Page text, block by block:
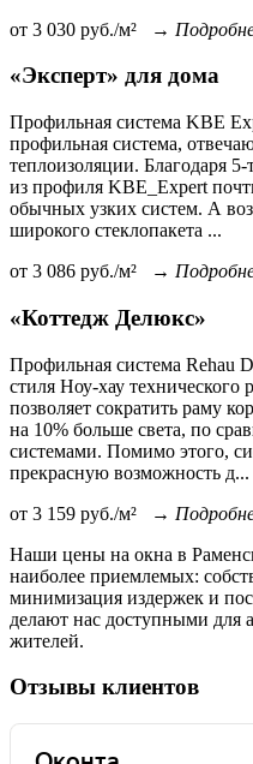
от 3 030 руб./м² →
«Эксперт» для дома
Профильная система KBE
профильная система,
теплоизоляции. Благодаря
из профиля KBE_Expert
обычных узких систем. А
широкого стеклопакета ...
от 3 086 руб./м² →
«Коттедж Делюкс»
Профильная система Rehau
стиля Ноу-хау
позволяет сократить раму
на 10% больше света, по
системами. Помимо этого,
прекрасную возможность д...
от 3 159 руб./м² →
Наши цены на окна в
наиболее приемлемых:
минимизация издержек и
делают нас доступными для
жителей.
Отзывы клиентов